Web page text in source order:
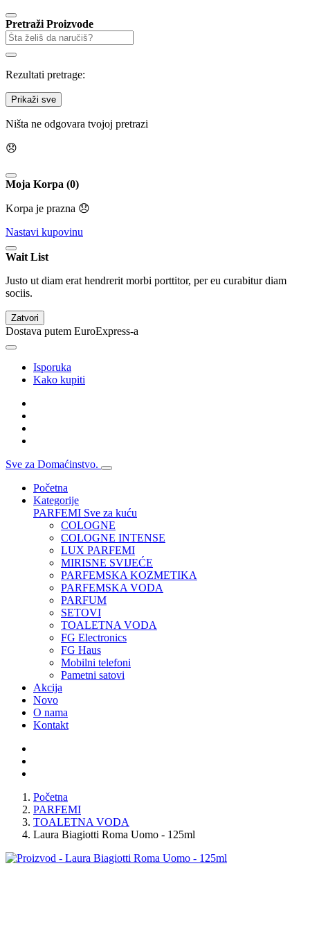
Pretraži Proizvode
Rezultati pretrage:
Prikaži sve
Ništa ne odgovara tvojoj pretrazi
😞
Moja Korpa (0)
Korpa je prazna 😞
Nastavi kupovinu
Wait List
Justo ut diam erat hendrerit morbi porttitor, per eu curabitur diam
sociis.
Zatvori
Dostava putem EuroExpress-a
Isporuka
Kako kupiti
Sve za Domaćinstvo.
Početna
Kategorije
PARFEMI Sve za kuću
COLOGNE
COLOGNE INTENSE
LUX PARFEMI
MIRISNE SVIJEĆE
PARFEMSKA KOZMETIKA
PARFEMSKA VODA
PARFUM
SETOVI
TOALETNA VODA
FG Electronics
FG Haus
Mobilni telefoni
Pametni satovi
Akcija
Novo
O nama
Kontakt
Početna
PARFEMI
TOALETNA VODA
Laura Biagiotti Roma Uomo - 125ml